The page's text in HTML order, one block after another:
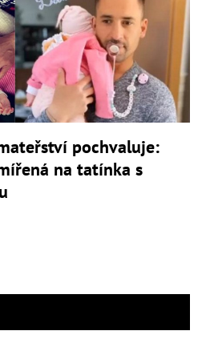
pochvaluje:
na tatínka s